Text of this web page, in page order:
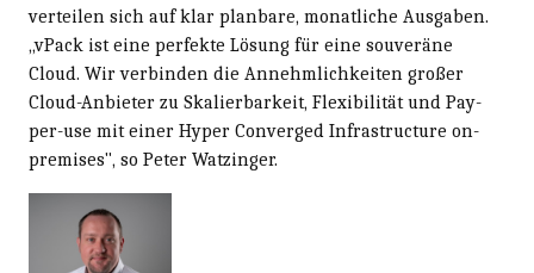
verteilen sich auf klar planbare, monatliche Ausgaben.
„vPack ist eine perfekte Lösung für eine souveräne
Cloud. Wir verbinden die Annehmlichkeiten großer
Cloud-Anbieter zu Skalierbarkeit, Flexibilität und Pay-
per-use mit einer Hyper Converged Infrastructure on-
premises", so Peter Watzinger.